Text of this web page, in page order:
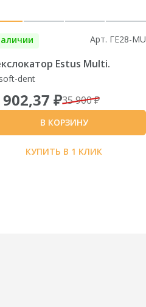
Арт. ГЕ28-MU
Estus Multi.
dent
₽35 900 ₽
В КОРЗИНУ
КУПИТЬ В 1 КЛИК